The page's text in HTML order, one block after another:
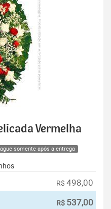
Vermelha
somente após a entrega
R$ 498,00
R$ 537,00